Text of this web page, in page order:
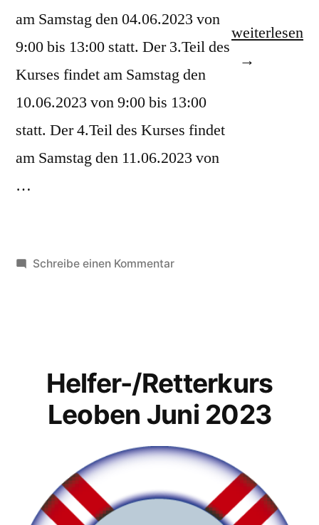
am Samstag den 04.06.2023 von
9:00 bis 13:00 statt. Der 3.Teil des
Kurses findet am Samstag den
10.06.2023 von 9:00 bis 13:00
statt. Der 4.Teil des Kurses findet
am Samstag den 11.06.2023 von
…
„Helfer
weiterlesen
Schreibe einen Kommentarzu
Helfer-/Retterkurs
Leoben Juni 2023